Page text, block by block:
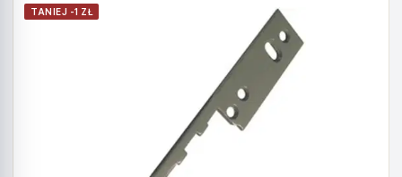
TANIEJ -1 ZŁ